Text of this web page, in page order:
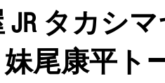
JR タカシ
尾康平ト